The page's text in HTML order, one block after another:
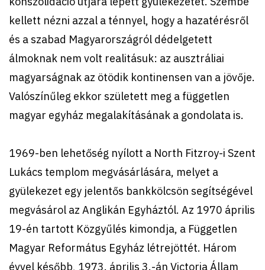
kellett nézni azzal a ténnyel, hogy a hazatérésről
és a szabad Magyarországról dédelgetett
álmoknak nem volt realitásuk: az ausztráliai
magyarságnak az ötödik kontinensen van a jövője.
Valószínűleg ekkor született meg a független
magyar egyház megalakításának a gondolata is.
1969-ben lehetőség nyílott a North Fitzroy-i Szent
Lukács templom megvásárlására, melyet a
gyülekezet egy jelentős bankkölcsön segítségével
megvásárol az Anglikán Egyháztól. Az 1970 április
19-én tartott Közgyűlés kimondja, a Független
Magyar Református Egyház létrejöttét. Három
évvel később, 1973. április 3.-án Victoria Állam